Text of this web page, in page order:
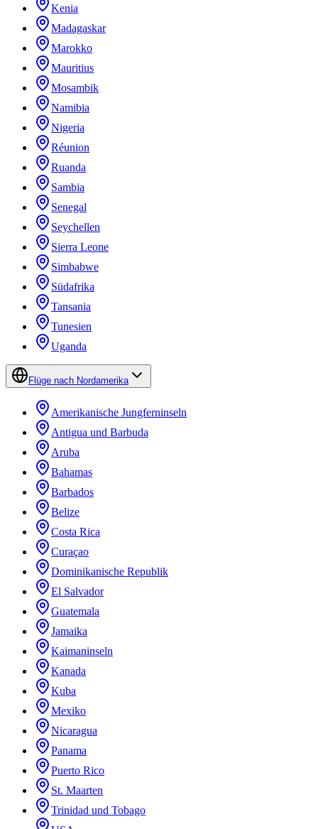
Kenia
Madagaskar
Marokko
Mauritius
Mosambik
Namibia
Nigeria
Réunion
Ruanda
Sambia
Senegal
Seychellen
Sierra Leone
Simbabwe
Südafrika
Tansania
Tunesien
Uganda
Flüge nach Nordamerika
Amerikanische Jungferninseln
Antigua und Barbuda
Aruba
Bahamas
Barbados
Belize
Costa Rica
Curaçao
Dominikanische Republik
El Salvador
Guatemala
Jamaika
Kaimaninseln
Kanada
Kuba
Mexiko
Nicaragua
Panama
Puerto Rico
St. Maarten
Trinidad und Tobago